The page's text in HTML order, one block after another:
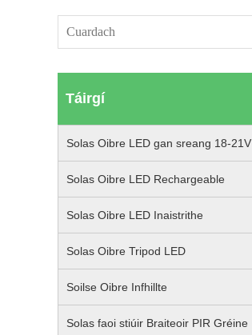
Táirgí
Solas Oibre LED gan sreang 18-21V
Solas Oibre LED Rechargeable
Solas Oibre LED Inaistrithe
Solas Oibre Tripod LED
Soilse Oibre Infhillte
Solas faoi stiúir Braiteoir PIR Gréine